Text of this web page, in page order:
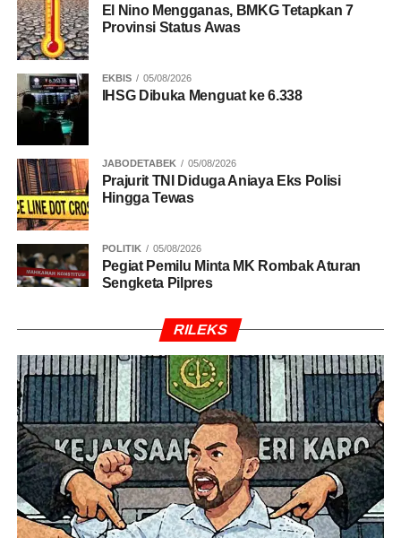
El Nino Mengganas, BMKG Tetapkan 7
Provinsi Status Awas
EKBIS 05/08/2026
IHSG Dibuka Menguat ke 6.338
JABODETABEK 05/08/2026
Prajurit TNI Diduga Aniaya Eks Polisi
Hingga Tewas
POLITIK 05/08/2026
Pegiat Pemilu Minta MK Rombak Aturan
Sengketa Pilpres
RILEKS